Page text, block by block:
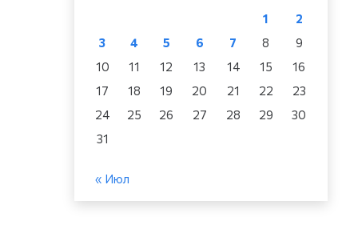
1
2
3
4 5 6 7 8
9
10
11 12 13 14 15
16
17
18 19 20 21 22
23
24
25 26 27 28 29
30
31
« Июл